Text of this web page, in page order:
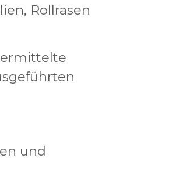
Rollrasen
ermittelte
und